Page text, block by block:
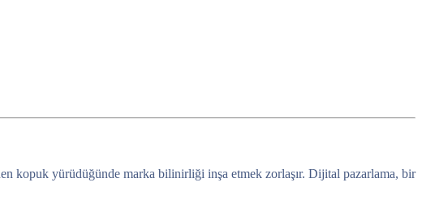
kopuk yürüdüğünde marka bilinirliği inşa etmek zorlaşır. Dijital pazarlama, bir